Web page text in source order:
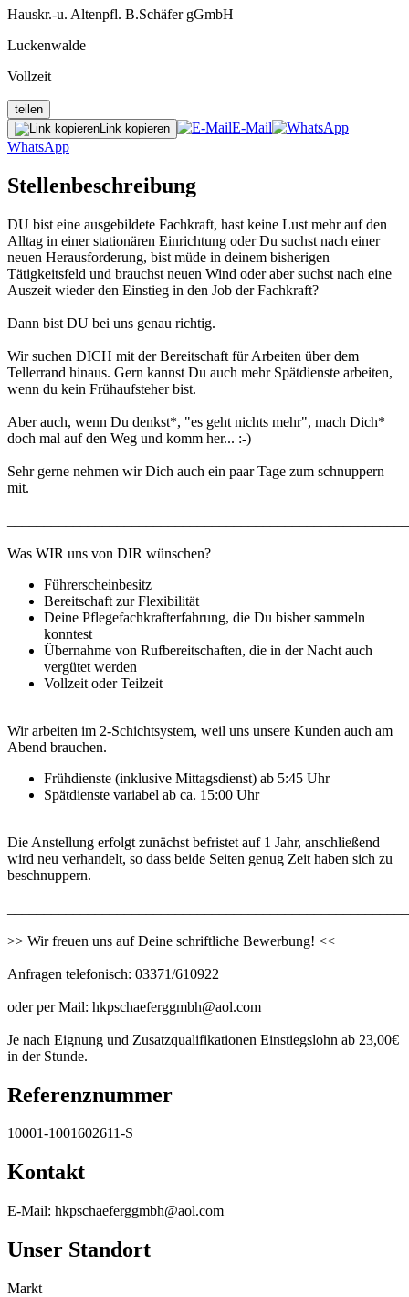
Hauskr.-u. Altenpfl. B.Schäfer gGmbH
Luckenwalde
Vollzeit
teilen
Link kopieren
E-Mail
WhatsApp
Stellenbeschreibung
DU bist eine ausgebildete Fachkraft, hast keine Lust mehr auf den
Alltag in einer stationären Einrichtung oder Du suchst nach einer
neuen Herausforderung, bist müde in deinem bisherigen
Tätigkeitsfeld und brauchst neuen Wind oder aber suchst nach eine
Auszeit wieder den Einstieg in den Job der Fachkraft?
Dann bist DU bei uns genau richtig.
Wir suchen DICH mit der Bereitschaft für Arbeiten über dem
Tellerrand hinaus. Gern kannst Du auch mehr Spätdienste arbeiten,
wenn du kein Frühaufsteher bist.
Aber auch, wenn Du denkst*, "es geht nichts mehr", mach Dich*
doch mal auf den Weg und komm her... :-)
Sehr gerne nehmen wir Dich auch ein paar Tage zum schnuppern
mit.
Was WIR uns von DIR wünschen?
Führerscheinbesitz
Bereitschaft zur Flexibilität
Deine Pflegefachkrafterfahrung, die Du bisher sammeln
konntest
Übernahme von Rufbereitschaften, die in der Nacht auch
vergütet werden
Vollzeit oder Teilzeit
Wir arbeiten im 2-Schichtsystem, weil uns unsere Kunden auch am
Abend brauchen.
Frühdienste (inklusive Mittagsdienst) ab 5:45 Uhr
Spätdienste variabel ab ca. 15:00 Uhr
Die Anstellung erfolgt zunächst befristet auf 1 Jahr, anschließend
wird neu verhandelt, so dass beide Seiten genug Zeit haben sich zu
beschnuppern.
>> Wir freuen uns auf Deine schriftliche Bewerbung! <<
Anfragen telefonisch: 03371/610922
oder per Mail: hkpschaeferggmbh@aol.com
Je nach Eignung und Zusatzqualifikationen Einstiegslohn ab 23,00€
in der Stunde.
Referenznummer
10001-1001602611-S
Kontakt
E-Mail: hkpschaeferggmbh@aol.com
Unser Standort
Markt